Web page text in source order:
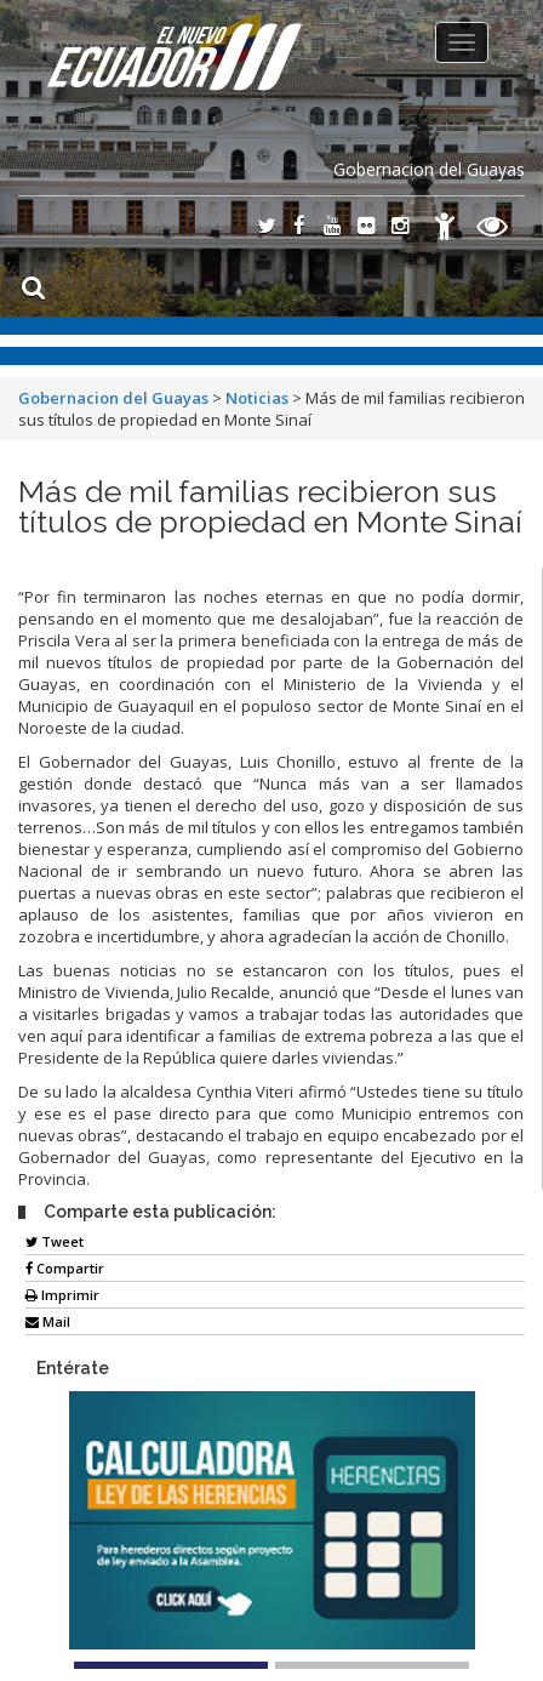
Gobernacion del Guayas
Toggle
navigation
Gobernacion del Guayas > Noticias > Más de mil familias recibieron
sus títulos de propiedad en Monte Sinaí
Más de mil familias recibieron sus
títulos de propiedad en Monte Sinaí
“Por fin terminaron las noches eternas en que no podía dormir,
pensando en el momento que me desalojaban”, fue la reacción de
Priscila Vera al ser la primera beneficiada con la entrega de más de
mil nuevos títulos de propiedad por parte de la Gobernación del
Guayas, en coordinación con el Ministerio de la Vivienda y el
Municipio de Guayaquil en el populoso sector de Monte Sinaí en el
Noroeste de la ciudad.
El Gobernador del Guayas, Luis Chonillo, estuvo al frente de la
gestión donde destacó que “Nunca más van a ser llamados
invasores, ya tienen el derecho del uso, gozo y disposición de sus
terrenos…Son más de mil títulos y con ellos les entregamos también
bienestar y esperanza, cumpliendo así el compromiso del Gobierno
Nacional de ir sembrando un nuevo futuro. Ahora se abren las
puertas a nuevas obras en este sector”; palabras que recibieron el
aplauso de los asistentes, familias que por años vivieron en
zozobra e incertidumbre, y ahora agradecían la acción de Chonillo.
Las buenas noticias no se estancaron con los títulos, pues el
Ministro de Vivienda, Julio Recalde, anunció que “Desde el lunes van
a visitarles brigadas y vamos a trabajar todas las autoridades que
ven aquí para identificar a familias de extrema pobreza a las que el
Presidente de la República quiere darles viviendas.”
De su lado la alcaldesa Cynthia Viteri afirmó “Ustedes tiene su título
y ese es el pase directo para que como Municipio entremos con
nuevas obras”, destacando el trabajo en equipo encabezado por el
Gobernador del Guayas, como representante del Ejecutivo en la
Provincia.
Comparte esta publicación:
Tweet
Compartir
Imprimir
Mail
Entérate